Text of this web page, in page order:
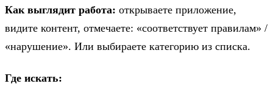
Как выглядит работа: открываете приложение,
видите контент, отмечаете: «соответствует правилам» /
«нарушение». Или выбираете категорию из списка.
Где искать: